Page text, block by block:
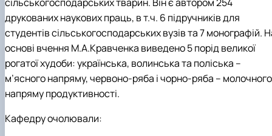
сільськогосподарських тварин. Він є автором 254
друкованих наукових праць, в т.ч. 6 підручників для
студентів сільськогосподарських вузів та 7 монографій.
основі вчення М.А.Кравченка виведено 5 порід великої
рогатої худоби: українська, волинська та поліська –
м’ясного напряму, червоно-ряба і чорно-ряба – молочного
напряму продуктивності.
Кафедру очолювали: